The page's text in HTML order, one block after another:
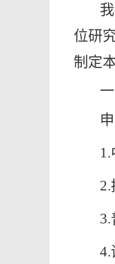
位研
制定
4.